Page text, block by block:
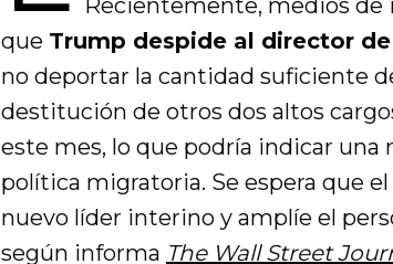
Recientemente, medios
que Trump despide al director de
no deportar la cantidad suficiente
destitución de otros dos altos
este mes, lo que podría indicar
política migratoria. Se espera que
nuevo líder interino y amplíe el
según informa The Wall Street